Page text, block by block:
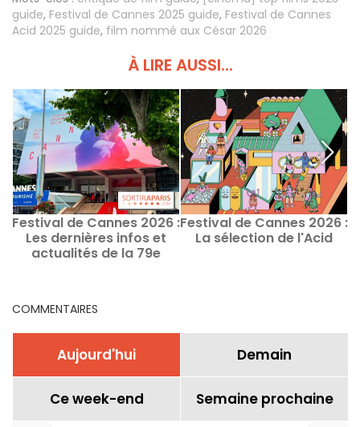
guide, Festival de Cannes 2025 guide, Festival de Cannes
Acid 2025 guide, film nommé aux César 2026
À LIRE AUSSI...
Festival de Cannes 2026 :
Les dernières infos et
actualités de la 79e
Festival de Cannes 2026 :
La sélection de l'Acid
COMMENTAIRES
Aujourd'hui Demain
Ce week-end Semaine prochaine